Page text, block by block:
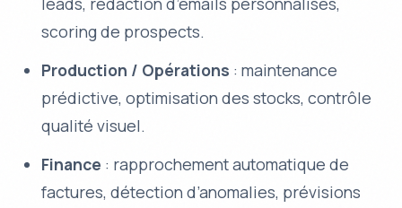
scoring de prospects.
Production / Opérations : maintenance
prédictive, optimisation des stocks, contrôle
qualité visuel.
Finance : rapprochement automatique de
factures, détection d’anomalies, prévisions